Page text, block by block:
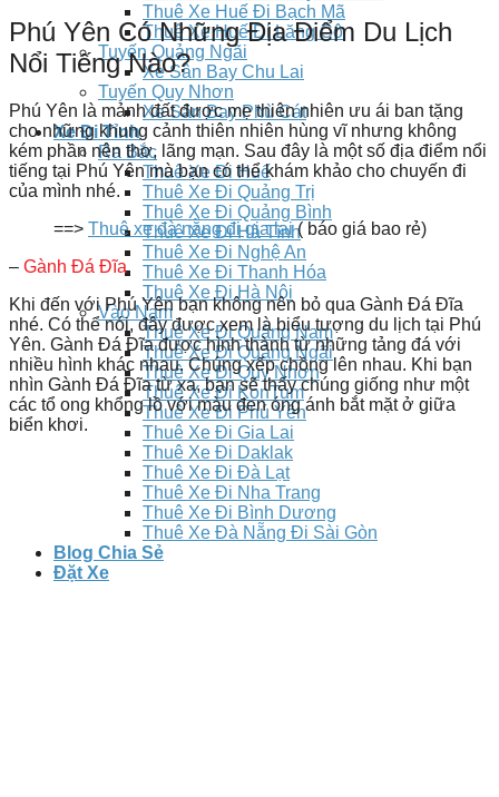
Thuê Xe Huế Đi Bạch Mã
Thuê Xe Huế Đi Lăng Cô
Tuyến Quảng Ngãi
Xe Sân Bay Chu Lai
Tuyến Quy Nhơn
Xe Sân Bay Phù Cát
Xe Đi Tỉnh
Ra Bắc
Thuê Xe Đi Huế
Thuê Xe Đi Quảng Trị
Thuê Xe Đi Quảng Bình
Thuê Xe Đi Hà Tĩnh
Thuê Xe Đi Nghệ An
Thuê Xe Đi Thanh Hóa
Thuê Xe Đi Hà Nội
Vào Nam
Thuê Xe Đi Quảng Nam
Thuê Xe Đi Quảng Ngãi
Thuê Xe Đi Quy Nhơn
Thuê Xe Đi KonTum
Thuê Xe Đi Phú Yên
Thuê Xe Đi Gia Lai
Thuê Xe Đi Daklak
Thuê Xe Đi Đà Lạt
Thuê Xe Đi Nha Trang
Thuê Xe Đi Bình Dương
Thuê Xe Đà Nẵng Đi Sài Gòn
Blog Chia Sẻ
Đặt Xe
Phú Yên Có Những Địa Điểm Du Lịch
Nổi Tiếng Nào?
Phú Yên là mảnh đất được mẹ thiên nhiên ưu ái ban tặng
cho những khung cảnh thiên nhiên hùng vĩ nhưng không
kém phần nên thơ, lãng mạn. Sau đây là một số địa điểm nổi
tiếng tại Phú Yên mà bạn có thể khám khảo cho chuyến đi
của mình nhé.
==> Thuê xe đà nẵng đi gia lai( báo giá bao rẻ)
– Gành Đá Đĩa.
Khi đến với Phú Yên bạn không nên bỏ qua Gành Đá Đĩa
nhé. Có thể nói, đây được xem là biểu tượng du lịch tại Phú
Yên. Gành Đá Đĩa được hình thành từ những tảng đá với
nhiều hình khác nhau. Chúng xếp chồng lên nhau. Khi bạn
nhìn Gành Đá Đĩa từ xa, bạn sẽ thấy chúng giống như một
các tổ ong khổng lồ với màu đen óng ánh bắt mặt ở giữa
biển khơi.